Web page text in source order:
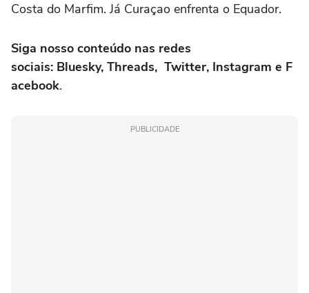
Costa do Marfim. Já Curaçao enfrenta o Equador.
Siga nosso conteúdo nas redes
sociais: Bluesky, Threads, Twitter, Instagram e F
acebook.
PUBLICIDADE